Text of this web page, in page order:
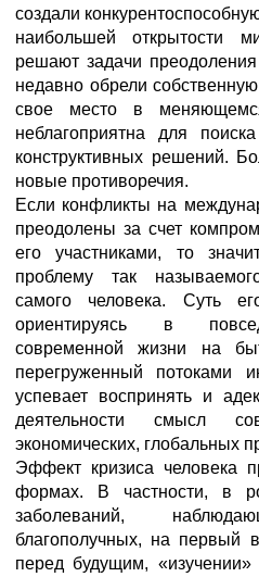
создали
наибольшей открытости
решают задачи преодоления
недавно обрели
свое место в
неблагоприятна для
конструктивных решений.
новые противоречия.
Если конфликты на
преодолены за счет
его участниками, то
проблему так
самого человека. Суть
ориентируясь в
современной жизни на
перегруженный потоками
успевает воспринять и
деятельности смысл
экономических, глобальных
Эффект кризиса человека
формах. В частности, в
заболеваний,
благополучных, на первый
перед будущим,